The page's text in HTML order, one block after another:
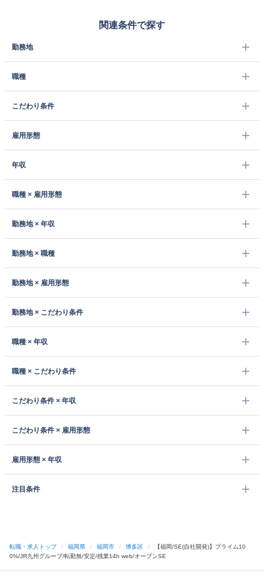
関連条件で探す
勤務地
職種
こだわり条件
雇用形態
年収
職種 × 雇用形態
勤務地 × 年収
勤務地 × 職種
勤務地 × 雇用形態
勤務地 × こだわり条件
職種 × 年収
職種 × こだわり条件
こだわり条件 × 年収
こだわり条件 × 雇用形態
雇用形態 × 年収
注目条件
転職・求人トップ / 福岡県 / 福岡市 / 博多区 /
【福岡/SE(自社開発)】プライム10
0%/JR九州グループ/転勤無/安定/残業14h web/オープンSE